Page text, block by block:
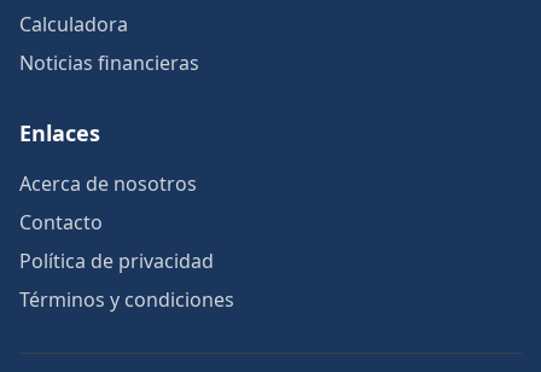
Calculadora
Noticias financieras
Enlaces
Acerca de nosotros
Contacto
Política de privacidad
Términos y condiciones